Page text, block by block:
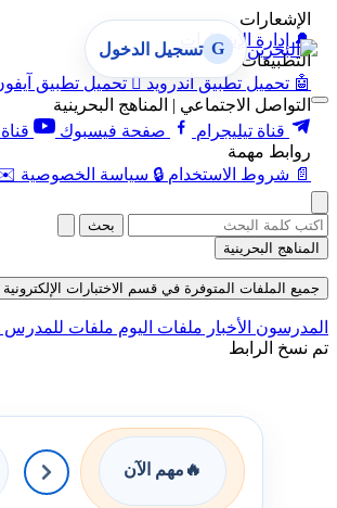
الإشعارات
🔔 إدارة الإشعارات
التطبيقات
🤖 تحميل تطبيق أندرويد  تحميل تطبيق
التواصل الاجتماعي | المناهج البحرينية
قناة تيليجرام
صفحة فيسبوك
روابط مهمة
📄 شروط الاستخدام 🔒 سياسة الخصوصية
G تسجيل الدخول
بحث
المناهج البحرينية
جميع الملفات المتوفرة في قسم الاختبارات الإلكترونية حتى
المدرسون الأخبار ملفات اليوم ملفات للمدرس
تم نسخ الرابط
🔥 مهم الآن